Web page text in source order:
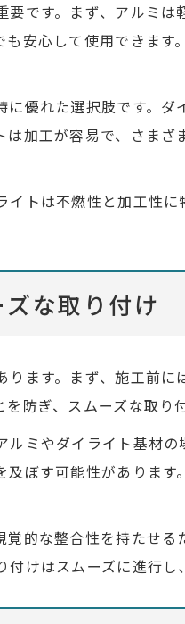
です。まず、アルミ
安心して使用できま
優れた選択肢です。
加工が容易で、さま
トは不燃性と加工性
な取り付け
ます。まず、施工前
防ぎ、スムーズな取り
ミやダイライト基材
ぼす可能性がありま
的な整合性を持たせ
けはスムーズに進行し